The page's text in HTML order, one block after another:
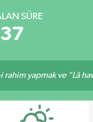
SÜRE
yapmak ve "Lâ